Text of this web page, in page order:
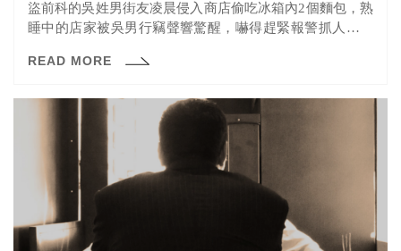
盜前科的吳姓男街友凌晨侵入商店偷吃冰箱內2個麵包，熟
睡中的店家被吳男行竊聲響驚醒，嚇得趕緊報警抓人，吳
思以正當方式謀生，一再偷竊，法治觀念薄弱，依侵入有
READ MORE